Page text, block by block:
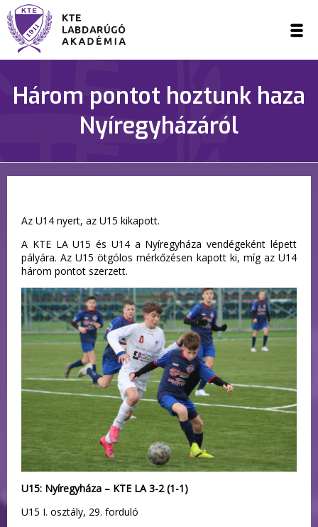
Három pontot hoztunk haza
Nyíregyházáról
Az U14 nyert, az U15 kikapott.
A KTE LA U15 és U14 a Nyíregyháza vendégeként lépett
pályára. Az U15 ötgólos mérkőzésen kapott ki, míg az U14
három pontot szerzett.
U15: Nyíregyháza – KTE LA 3-2 (1-1)
U15 I. osztály, 29. forduló